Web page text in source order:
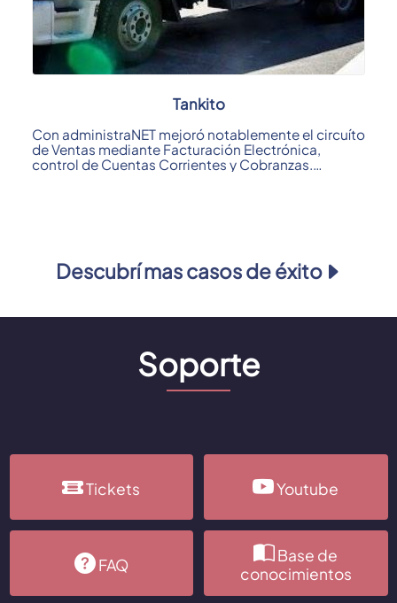
Tankito
Con administraNET mejoró notablemente el circuíto
de Ventas mediante Facturación Electrónica,
control de Cuentas Corrientes y Cobranzas.
Descubrí mas casos de éxito
Soporte
Tickets Youtube
FAQ
Base de
conocimientos